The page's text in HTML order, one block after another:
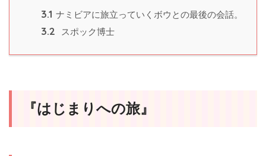
3.1 ナミビアに旅立っていくボウとの最後の会話。
3.2 スポック博士
『はじまりへの旅』